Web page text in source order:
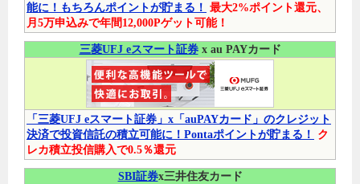
能に！もちろんポイントが貯まる！ 最大2%ポイント還元、
月5万申込みで年間12,000Pゲット可能！
三菱UFJ eスマート証券x au PAYカード
「三菱UFJ eスマート証券」x「auPAYカード」のクレジット
決済で投資信託の積立可能に！Pontaポイントが貯まる！
ク
レカ積立投信購入で0.5％還元
SBI証券x三井住友カード